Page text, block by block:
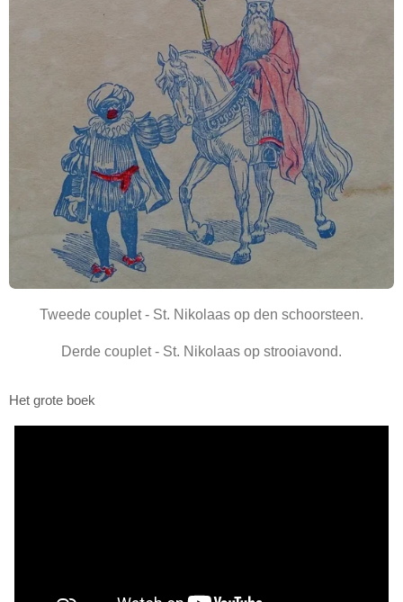
Tweede couplet - St. Nikolaas op den schoorsteen.
Derde couplet - St. Nikolaas op strooiavond.
Het grote boek